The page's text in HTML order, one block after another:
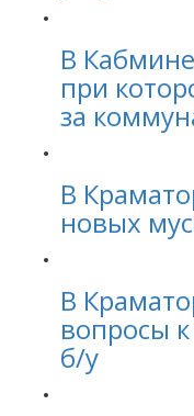
В
при
за
В
новых
В
вопросы
б/у